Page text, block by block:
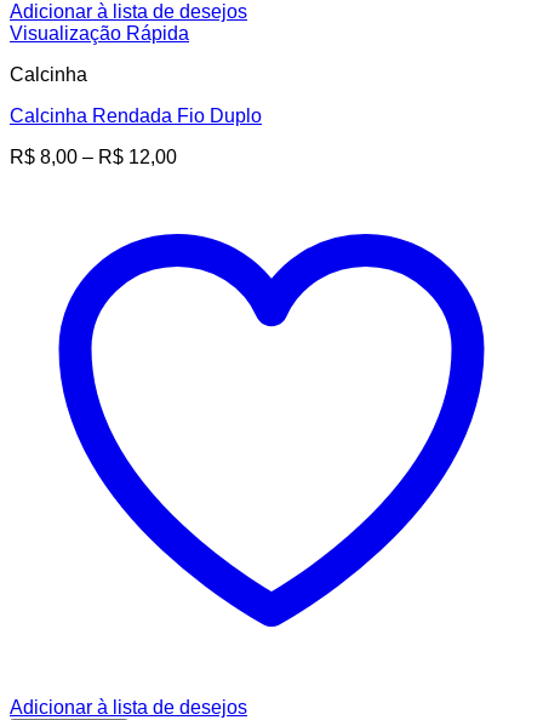
Adicionar à lista de desejos
Visualização Rápida
Calcinha
Calcinha Rendada Fio Duplo
R$ 8,00 – R$ 12,00Faixa
através
R$ 12,00
Adicionar à lista de desejos